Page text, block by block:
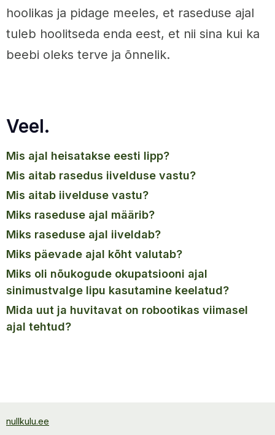
hoolikas ja pidage meeles, et raseduse ajal
tuleb hoolitseda enda eest, et nii sina kui ka
beebi oleks terve ja õnnelik.
Veel.
mis ajal heisatakse eesti lipp?
mis aitab rasedus iivelduse vastu?
mis aitab iivelduse vastu?
miks raseduse ajal määrib?
miks raseduse ajal iiveldab?
miks päevade ajal kõht valutab?
miks oli nõukogude okupatsiooni ajal
sinimustvalge lipu kasutamine keelatud?
mida uut ja huvitavat on robootikas viimasel
ajal tehtud?
nullkulu.ee